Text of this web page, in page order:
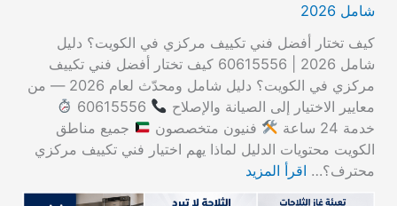
شامل 2026
كيف تختار أفضل فني تكييف مركزي في الكويت؟ دليل
شامل 2026 | 60615556 كيف تختار أفضل فني تكييف
مركزي في الكويت؟ دليل شامل ومحدّث لعام 2026 — من
معايير الاختيار إلى الصيانة والإصلاح
خدمة 24 ساعة
فنيون متخصصون
جميع مناطق
الكويت محتويات الدليل لماذا يهم اختيار فني تكييف مركزي
محترف؟… اقرأ المزيد